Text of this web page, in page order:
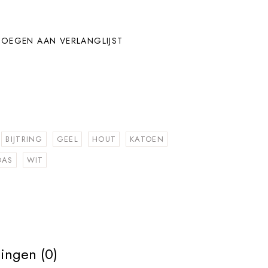
AAN VERLANGLIJST
BIJTRING GEEL HOUT
KATOEN
WIT
(0)